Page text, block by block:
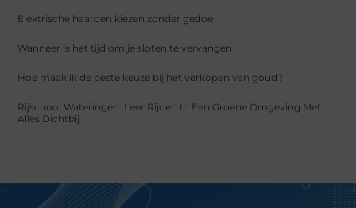
Elektrische haarden kiezen zonder gedoe
Wanneer is het tijd om je sloten te vervangen
Hoe maak ik de beste keuze bij het verkopen van goud?
Rijschool Wateringen: Leer Rijden In Een Groene Omgeving Met
Alles Dichtbij